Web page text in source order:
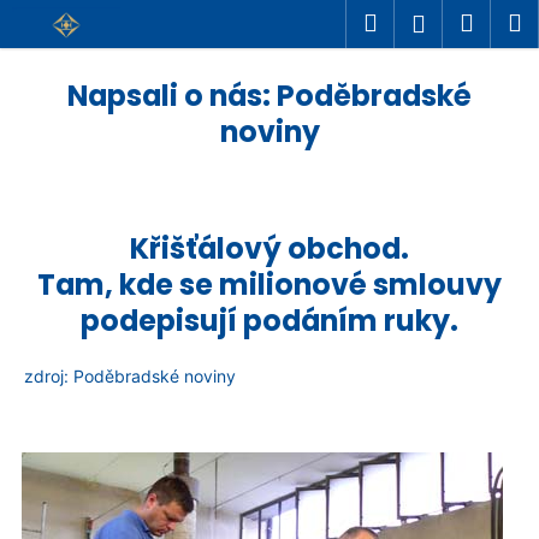
HledatPřihlášení
Napsali o nás: Poděbradské
noviny
Křišťálový obchod.
Tam, kde se milionové smlouvy
podepisují podáním ruky.
zdroj: Poděbradské noviny
o
u
t
e
n